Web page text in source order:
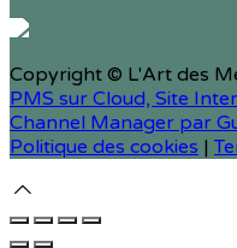
Copyright © L'Art des
PMS sur Cloud, Site
Channel Manager par
Politique des cookies |